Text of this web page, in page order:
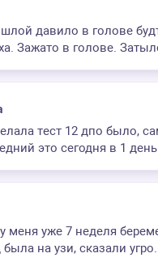
давило в голове
Зажато в голове.
тест 12 дпо было,
это сегодня в 1
меня уже 7 неделя
на узи, сказали